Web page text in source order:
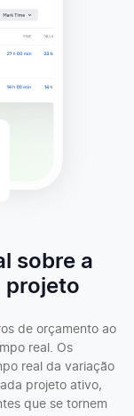
sobre a
projeto
de orçamento ao
real. Os
real da variação
projeto ativo,
que se tornem